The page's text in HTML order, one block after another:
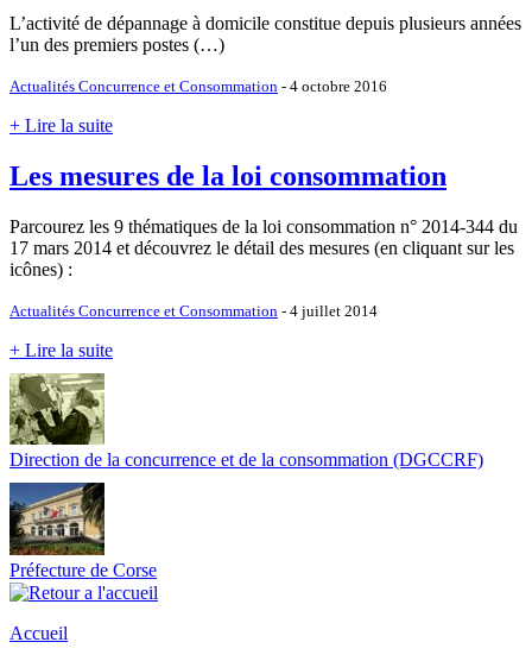
L’activité de dépannage à domicile constitue depuis plusieurs années
l’un des premiers postes (…)
Actualités Concurrence et Consommation - 4 octobre 2016
+ Lire la suite
Les mesures de la loi consommation
Parcourez les 9 thématiques de la loi consommation n° 2014-344 du
17 mars 2014 et découvrez le détail des mesures (en cliquant sur les
icônes) :
Actualités Concurrence et Consommation - 4 juillet 2014
+ Lire la suite
Direction de la concurrence et de la consommation (DGCCRF)
Préfecture de Corse
Accueil